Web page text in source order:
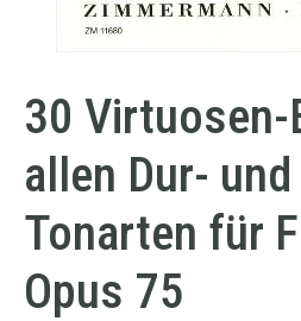
30 Virtuosen-
allen Dur-
Tonarten für
Opus 75